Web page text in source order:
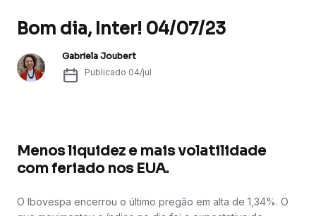
Bom dia, Inter! 04/07/23
Gabriela Joubert
Publicado 04/jul
Menos liquidez e mais volatilidade
com feriado nos EUA.
O Ibovespa encerrou o último pregão em alta de 1,34%. O